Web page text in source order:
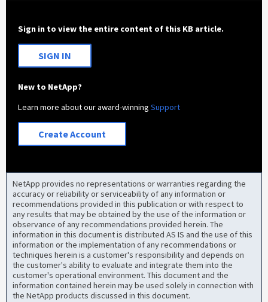
Sign in to view the entire content of this KB article.
SIGN IN
New to NetApp?
Learn more about our award-winningSupport
Create Account
NetApp provides no representations or warranties regarding the
accuracy or reliability or serviceability of any information or
recommendations provided in this publication or with respect to
any results that may be obtained by the use of the information or
observance of any recommendations provided herein. The
information in this document is distributed AS IS and the use of this
information or the implementation of any recommendations or
techniques herein is a customer's responsibility and depends on
the customer's ability to evaluate and integrate them into the
customer's operational environment. This document and the
information contained herein may be used solely in connection with
the NetApp products discussed in this document.